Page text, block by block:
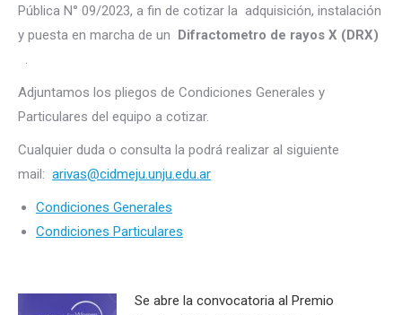
Pública N° 09/2023, a fin de cotizar la adquisición, instalación
y puesta en marcha de un Difractometro de rayos X (DRX)
.
Adjuntamos los pliegos de Condiciones Generales y
Particulares del equipo a cotizar.
Cualquier duda o consulta la podrá realizar al siguiente
mail: arivas@cidmeju.unju.edu.ar
Condiciones Generales
Condiciones Particulares
Se abre la convocatoria al Premio